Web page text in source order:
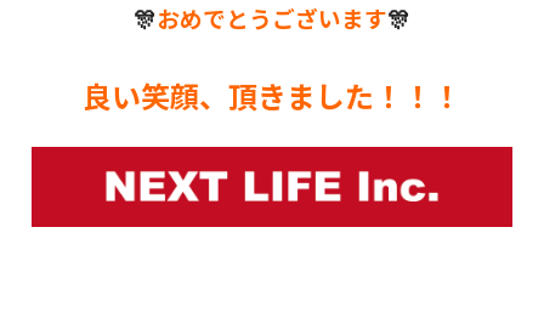
🎊おめでとうございます🎊
良い笑顔、頂きました！！！